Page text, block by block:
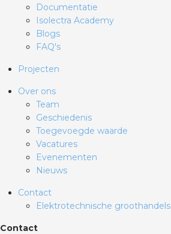
Documentatie
Isolectra Academy
Blogs
FAQ's
Projecten
Over ons
Team
Geschiedenis
Toegevoegde waarde
Vacatures
Evenementen
Nieuws
Contact
Elektrotechnische groothandels
Contact